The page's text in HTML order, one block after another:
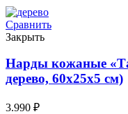
Сравнить
Закрыть
Нарды кожаные
дерево, 60х25х5 см)
3.990 ₽